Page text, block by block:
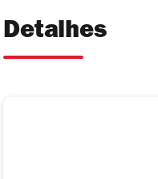
Detalhes